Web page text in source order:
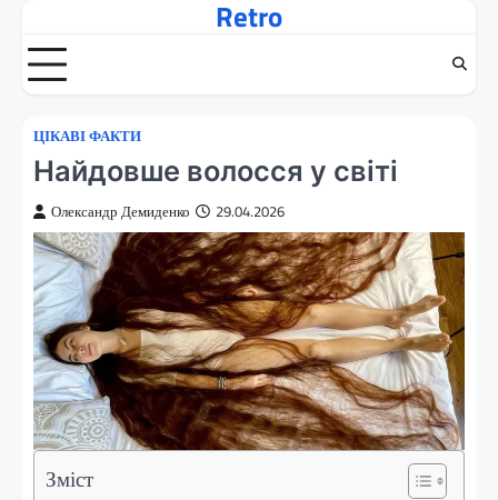
вмісту
Retro
ЦІКАВІ ФАКТИ
Найдовше волосся у світі
Олександр Демиденко 29.04.2026
Зміст